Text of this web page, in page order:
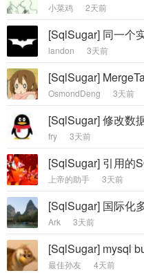
小菜鸡 2天前
landon 3天前
OsmondDeng 3天前
[SqlSugar] 修改数
fry 3天前
上帝的助手 3天前
Ark 3天前
[SqlSugar] mysql
最佳孙友 4天前